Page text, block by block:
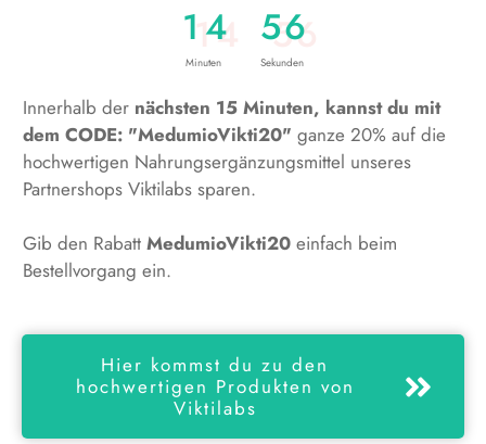
14
Minuten
55
Sekunden
Innerhalb der nächsten 15 Minuten, kannst du mit
dem CODE: "MedumioVikti20" ganze 20% auf die
hochwertigen Nahrungsergänzungsmittel unseres
Partnershops Viktilabs sparen.
Gib den Rabatt MedumioVikti20 einfach beim
Bestellvorgang ein.
Hier kommst du zu den
hochwertigen Produkten von
Viktilabs